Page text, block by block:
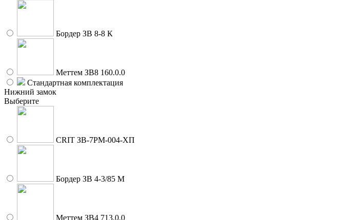
Бордер ЗВ 8-8 К
Меттем ЗВ8 160.0.0
Стандартная комплектация
Нижний замок
Выберите
CRIT ЗВ-7РМ-004-ХП
Бордер ЗВ 4-3/85 М
Меттем ЗВ4 713.0.0